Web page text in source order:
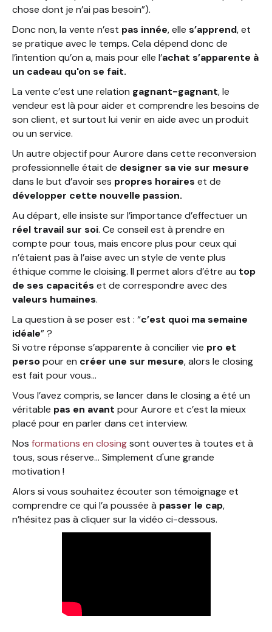
chose dont je n’ai pas besoin”).
Donc non, la vente n’est pas innée, elle s’apprend, et
se pratique avec le temps. Cela dépend donc de
l’intention qu’on a, mais pour elle l’achat s’apparente à
un cadeau qu'on se fait.
La vente c’est une relation gagnant-gagnant, le
vendeur est là pour aider et comprendre les besoins de
son client, et surtout lui venir en aide avec un produit
ou un service.
Un autre objectif pour Aurore dans cette reconversion
professionnelle était de designer sa vie sur mesure
dans le but d’avoir ses propres horaires et de
développer cette nouvelle passion.
Au départ, elle insiste sur l’importance d’effectuer un
réel travail sur soi. Ce conseil est à prendre en
compte pour tous, mais encore plus pour ceux qui
n’étaient pas à l’aise avec un style de vente plus
éthique comme le cloising. Il permet alors d’être au top
de ses capacités et de correspondre avec des
valeurs humaines.
La question à se poser est : “c’est quoi ma semaine
idéale” ?
Si votre réponse s’apparente à concilier vie pro et
persopour en créer une sur mesure, alors le closing
est fait pour vous…
Vous l’avez compris, se lancer dans le closing a été un
véritable pas en avant pour Aurore et c’est la mieux
placé pour en parler dans cet interview.
Nos formations en closingsont ouvertes à toutes et à
tous, sous réserve... Simplement d'une grande
motivation !
Alors si vous souhaitez écouter son témoignage et
comprendre ce qui l’a poussée à passer le cap,
n’hésitez pas à cliquer sur la vidéo ci-dessous.